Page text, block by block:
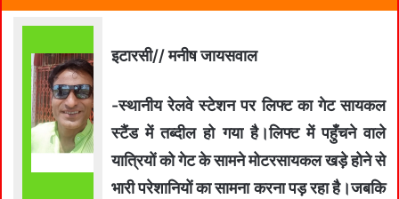
इटारसी// मनीष जायसवाल
-स्थानीय रेलवे स्टेशन पर लिफ्ट का गेट सायकल
स्टैंड में तब्दील हो गया है।लिफ्ट में पहुँचने वाले
यात्रियों को गेट के सामने मोटरसायकल खड़े होने से
भारी परेशानियों का सामना करना पड़ रहा है।जबकि